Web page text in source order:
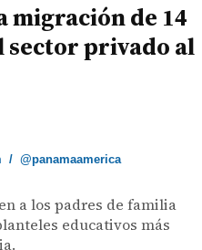
migración de 14
sector privado al
/@panamaamerica
a los padres de familia
educativos más